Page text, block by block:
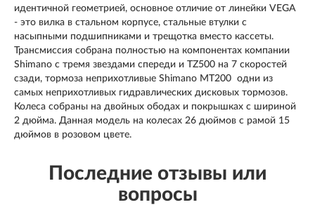
идентичной геометрией, основное отличие от линейки VEGA
- это вилка в стальном корпусе, стальные втулки с
насыпными подшипниками и трещотка вместо кассеты.
Трансмиссия собрана полностью на компонентах компании
Shimano с тремя звездами спереди и TZ500 на 7 скоростей
сзади, тормоза неприхотливые Shimano MT200 одни из
самых неприхотливых гидравлических дисковых тормозов.
Колеса собраны на двойных ободах и покрышках с шириной
2 дюйма. Данная модель на колесах 26 дюймов с рамой 15
дюймов в розовом цвете.
Последние отзывы или
вопросы